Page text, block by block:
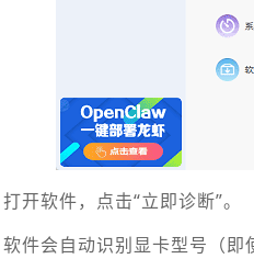
开软件，点击“立即诊断”。
件会自动识别显卡型号（